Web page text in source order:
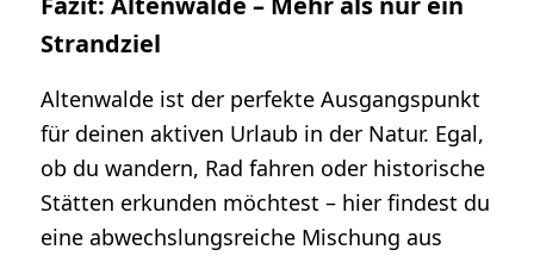
Strandziel
Altenwalde ist der perfekte Ausgangspunkt
für deinen aktiven Urlaub in der Natur. Egal,
ob du wandern, Rad fahren oder historische
Stätten erkunden möchtest – hier findest du
eine abwechslungsreiche Mischung aus